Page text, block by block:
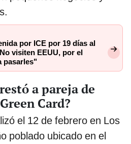
por ICE por 19 días al
visiten EEUU, por el
pasarles"
a pareja de
Card?
el 12 de febrero en Los
poblado ubicado en el